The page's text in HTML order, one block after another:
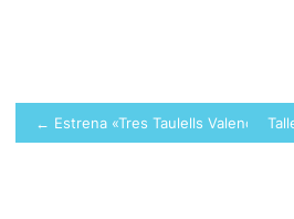
Navegación
de
← Estrena «Tres Taulells Valencians»